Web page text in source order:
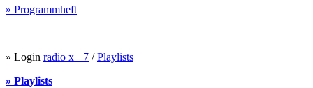
» Programmheft
» Login radio x +7 /Playlists
» Playlists